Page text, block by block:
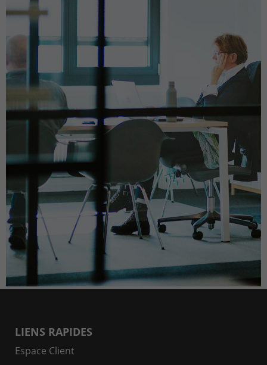
LIENS RAPIDES
Espace Client